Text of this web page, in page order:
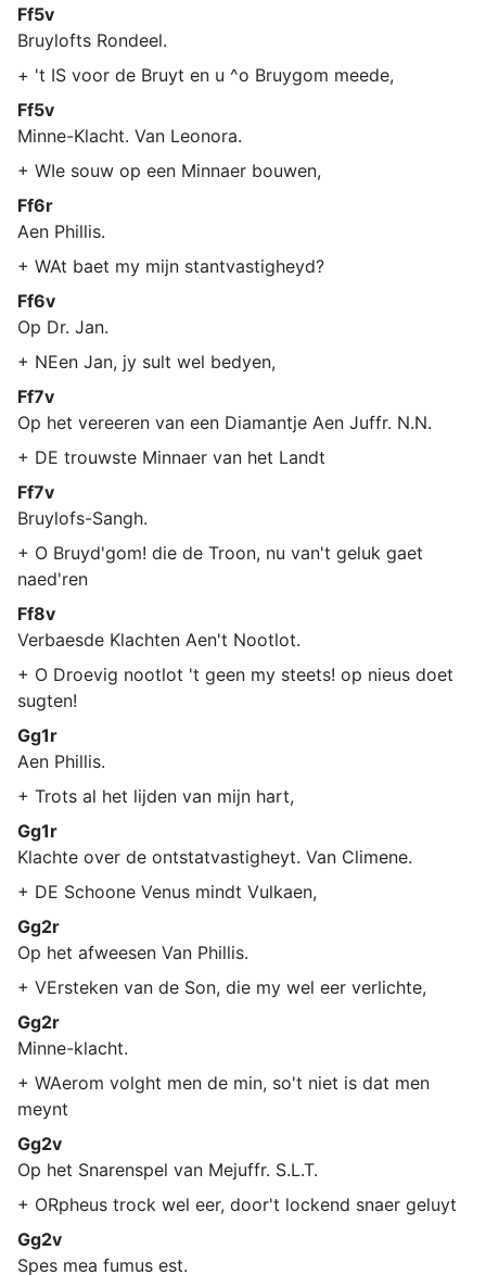
Ff5v
Bruylofts Rondeel.
+ 't IS voor de Bruyt en u ^o Bruygom meede,
Ff5v
Minne-Klacht. Van Leonora.
+ WIe souw op een Minnaer bouwen,
Ff6r
Aen Phillis.
+ WAt baet my mijn stantvastigheyd?
Ff6v
Op Dr. Jan.
+ NEen Jan, jy sult wel bedyen,
Ff7v
Op het vereeren van een Diamantje Aen Juffr. N.N.
+ DE trouwste Minnaer van het Landt
Ff7v
Bruylofs-Sangh.
+ O Bruyd'gom! die de Troon, nu van't geluk gaet
naed'ren
Ff8v
Verbaesde Klachten Aen't Nootlot.
+ O Droevig nootlot 't geen my steets! op nieus doet
sugten!
Gg1r
Aen Phillis.
+ Trots al het lijden van mijn hart,
Gg1r
Klachte over de ontstatvastigheyt. Van Climene.
+ DE Schoone Venus mindt Vulkaen,
Gg2r
Op het afweesen Van Phillis.
+ VErsteken van de Son, die my wel eer verlichte,
Gg2r
Minne-klacht.
+ WAerom volght men de min, so't niet is dat men
meynt
Gg2v
Op het Snarenspel van Mejuffr. S.L.T.
+ ORpheus trock wel eer, door't lockend snaer geluyt
Gg2v
Spes mea fumus est.